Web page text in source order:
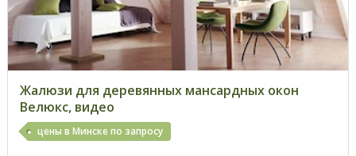
Жалюзи для деревянных мансардных окон
Велюкс, видео
цены в Минске по запросу